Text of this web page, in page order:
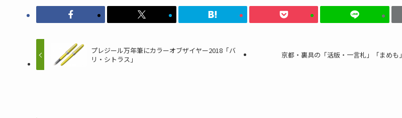
プレジール万年筆にカラーオブザイヤー2018「バ
リ・シトラス」
京都・裏具の「活版・一言札」「まめも」